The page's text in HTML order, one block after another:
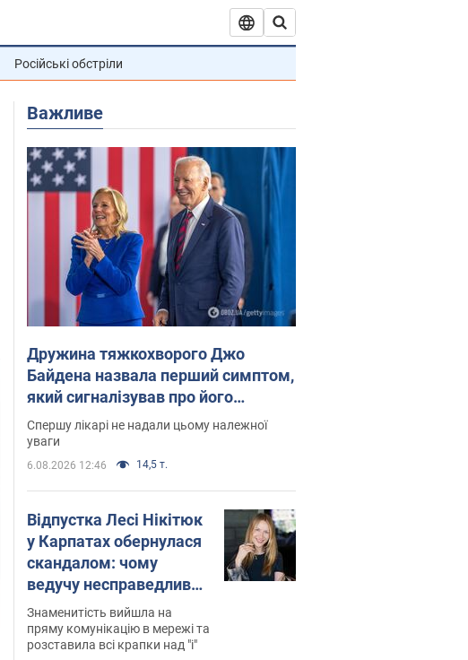
Російські обстріли
Важливе
Дружина тяжкохворого Джо
Байдена назвала перший симптом,
який сигналізував про його
"агресивний" рак
Спершу лікарі не надали цьому належної
уваги
6.08.2026 12:46 14,5 т.
Відпустка Лесі Нікітюк
у Карпатах обернулася
скандалом: чому
ведучу несправедливо
захейтили
Знаменитість вийшла на
пряму комунікацію в мережі та
розставила всі крапки над "і"